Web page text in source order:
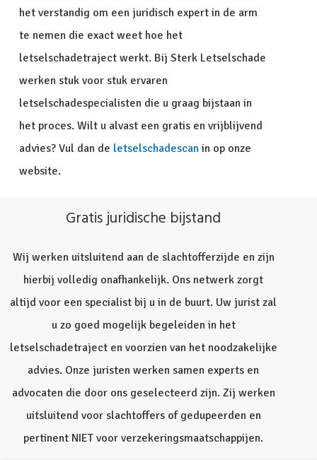
het verstandig om een juridisch expert in de arm
te nemen die exact weet hoe het
letselschadetraject werkt. Bij Sterk Letselschade
werken stuk voor stuk ervaren
letselschadespecialisten die u graag bijstaan in
het proces. Wilt u alvast een gratis en vrijblijvend
advies? Vul dan de letselschadescan in op onze
website.
Gratis juridische bijstand
Wij werken uitsluitend aan de slachtofferzijde en zijn
hierbij volledig onafhankelijk. Ons netwerk zorgt
altijd voor een specialist bij u in de buurt. Uw jurist zal
u zo goed mogelijk begeleiden in het
letselschadetraject en voorzien van het noodzakelijke
advies. Onze juristen werken samen experts en
advocaten die door ons geselecteerd zijn. Zij werken
uitsluitend voor slachtoffers of gedupeerden en
pertinent NIET voor verzekeringsmaatschappijen.